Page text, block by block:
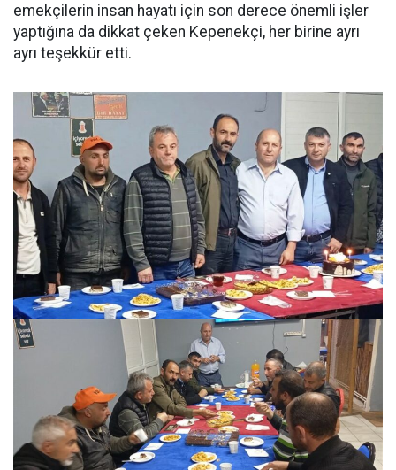
emekçilerin insan hayatı için son derece önemli işler
yaptığına da dikkat çeken Kepenekçi, her birine ayrı
ayrı teşekkür etti.